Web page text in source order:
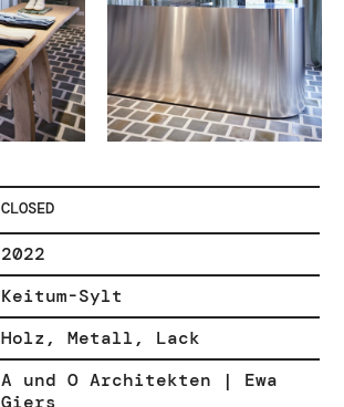
CLOSED
2022
Keitum-Sylt
Holz, Metall, Lack
A und O Architekten | Ewa
Giers